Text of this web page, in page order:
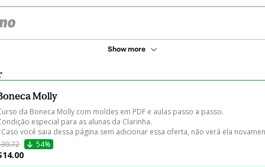
Show more
Molly
da Boneca Molly com moldes em PDF e aulas passo a passo.
especial para as alunas da Clarinha.
você saia dessa página sem adicionar essa oferta, não verá ela
54%